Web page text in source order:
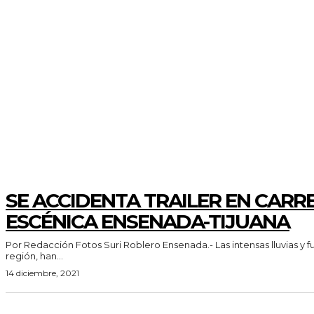
SE ACCIDENTA TRAILER EN
ESCÉNICA ENSENADA-TIJUANA
Por Redacción Fotos Suri Roblero Ensenada.- Las intensas lluvias y fuertes vientos en la
región, han...
14 diciembre, 2021